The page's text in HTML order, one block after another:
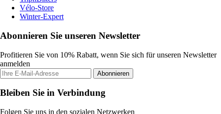
Vélo-Store
Winter-Expert
Abonnieren Sie unseren Newsletter
Profitieren Sie von 10% Rabatt, wenn Sie sich für unseren Newsletter
anmelden
Abonnieren
Bleiben Sie in Verbindung
Folgen Sie uns in den sozialen Netzwerken